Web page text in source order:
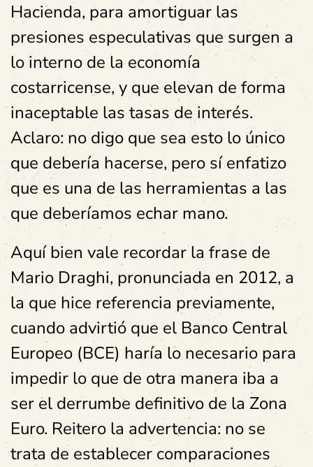
Hacienda, para amortiguar las
presiones especulativas que surgen a
lo interno de la economía
costarricense, y que elevan de forma
inaceptable las tasas de interés.
Aclaro: no digo que sea esto lo único
que debería hacerse, pero sí enfatizo
que es una de las herramientas a las
que deberíamos echar mano.
Aquí bien vale recordar la frase de
Mario Draghi, pronunciada en 2012, a
la que hice referencia previamente,
cuando advirtió que el Banco Central
Europeo (BCE) haría lo necesario para
impedir lo que de otra manera iba a
ser el derrumbe definitivo de la Zona
Euro. Reitero la advertencia: no se
trata de establecer comparaciones